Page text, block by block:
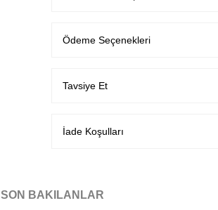
Teslimat Bilgisi
Ödeme Seçenekleri
Tavsiye Et
İade Koşulları
SON BAKILANLAR